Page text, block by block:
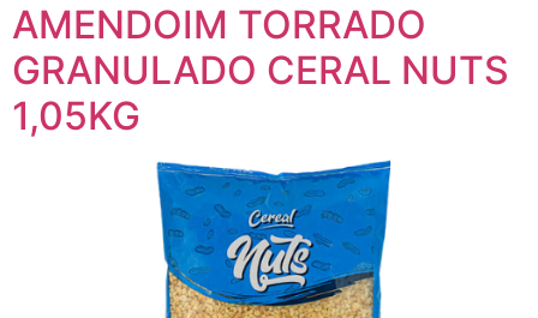
AMENDOIM TORRADO
GRANULADO CERAL NUTS
1,05KG